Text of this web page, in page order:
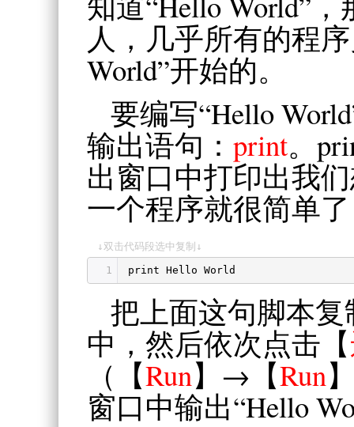
人，几乎所有的程
World”开始的。
要编写“Hello
输出语句： print。
出窗口中打印出我
一个程序就很简单
↓双击代码段选中复制↓
1 print Hello World
把上面这句脚本
中，然后依次点击【
（【Run】→【Run
窗口中输出“Hello